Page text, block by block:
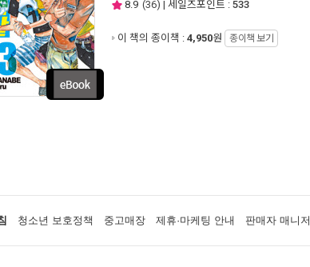
8.9 (36) | 세일즈포인트 : 533
이 책의 종이책 : 4,950원 종이책 보기
청소년 보호정책 중고매장 제휴·마케팅 안내 판매자 매니저